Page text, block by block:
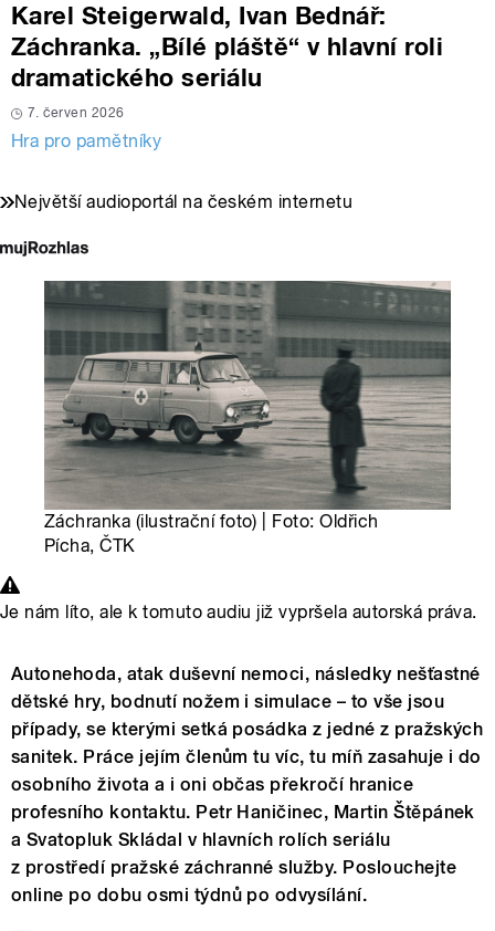
Karel Steigerwald, Ivan Bednář:
Záchranka. „Bílé pláště“ v hlavní roli
dramatického seriálu
7. červen 2026
Hra pro pamětníky
Největší audioportál na českém internetu
Záchranka (ilustrační foto) | Foto: Oldřich
Pícha, ČTK
Je nám líto, ale k tomuto audiu již vypršela autorská práva.
Autonehoda, atak duševní nemoci, následky nešťastné
dětské hry, bodnutí nožem i simulace – to vše jsou
případy, se kterými setká posádka z jedné z pražských
sanitek. Práce jejím členům tu víc, tu míň zasahuje i do
osobního života a i oni občas překročí hranice
profesního kontaktu. Petr Haničinec, Martin Štěpánek
a Svatopluk Skládal v hlavních rolích seriálu
z prostředí pražské záchranné služby. Poslouchejte
online po dobu osmi týdnů po odvysílání.